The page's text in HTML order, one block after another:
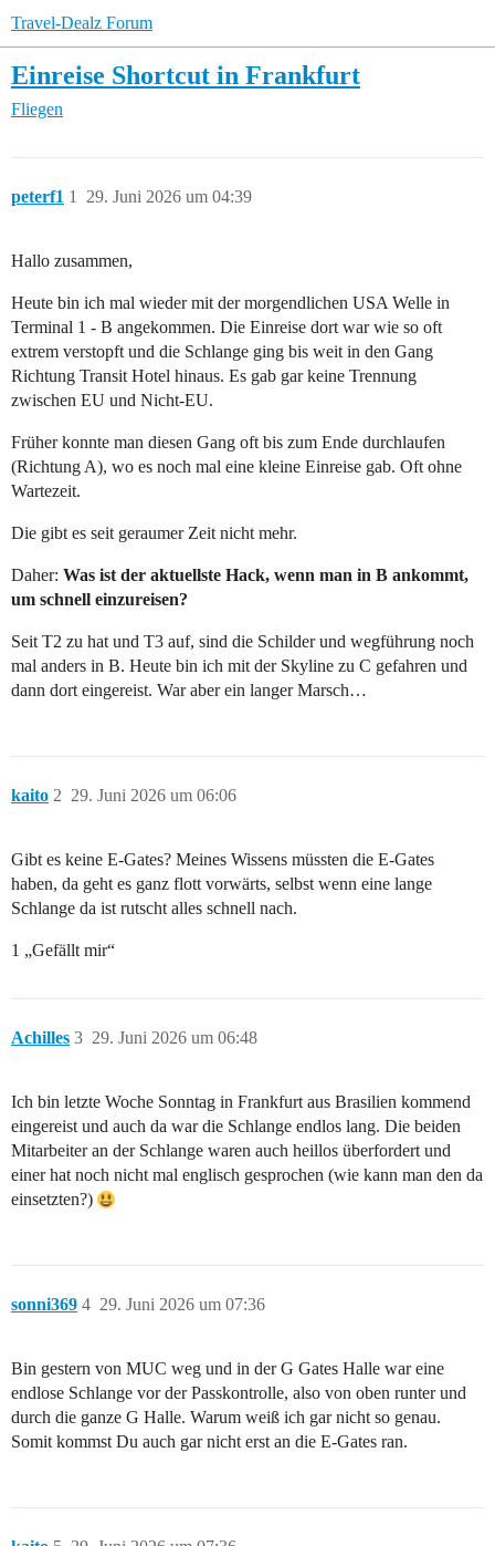
Travel-Dealz Forum
Einreise Shortcut in Frankfurt
Fliegen
peterf1 29. Juni 2026 um 04:39
1
Hallo zusammen,
Heute bin ich mal wieder mit der morgendlichen USA Welle in
Terminal 1 - B angekommen. Die Einreise dort war wie so oft
extrem verstopft und die Schlange ging bis weit in den Gang
Richtung Transit Hotel hinaus. Es gab gar keine Trennung
zwischen EU und Nicht-EU.
Früher konnte man diesen Gang oft bis zum Ende durchlaufen
(Richtung A), wo es noch mal eine kleine Einreise gab. Oft ohne
Wartezeit.
Die gibt es seit geraumer Zeit nicht mehr.
Daher: Was ist der aktuellste Hack, wenn man in B ankommt,
um schnell einzureisen?
Seit T2 zu hat und T3 auf, sind die Schilder und wegführung noch
mal anders in B. Heute bin ich mit der Skyline zu C gefahren und
dann dort eingereist. War aber ein langer Marsch…
kaito 29. Juni 2026 um 06:06
2
Gibt es keine E-Gates? Meines Wissens müssten die E-Gates
haben, da geht es ganz flott vorwärts, selbst wenn eine lange
Schlange da ist rutscht alles schnell nach.
1 „Gefällt mir“
Achilles 29. Juni 2026 um 06:48
3
Ich bin letzte Woche Sonntag in Frankfurt aus Brasilien kommend
eingereist und auch da war die Schlange endlos lang. Die beiden
Mitarbeiter an der Schlange waren auch heillos überfordert und
einer hat noch nicht mal englisch gesprochen (wie kann man den da
einsetzten?)
sonni369 29. Juni 2026 um 07:36
4
Bin gestern von MUC weg und in der G Gates Halle war eine
endlose Schlange vor der Passkontrolle, also von oben runter und
durch die ganze G Halle. Warum weiß ich gar nicht so genau.
Somit kommst Du auch gar nicht erst an die E-Gates ran.